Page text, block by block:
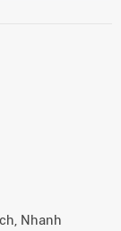
Nhanh